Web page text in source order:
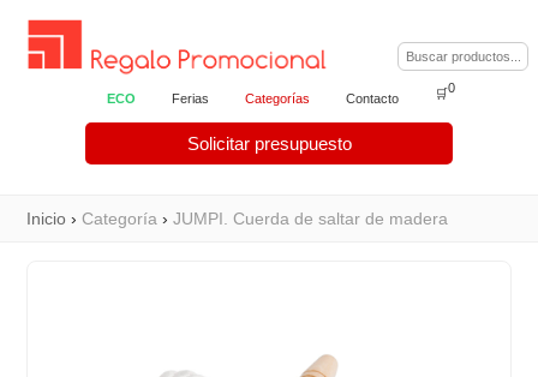
ECO Ferias Categorías Contacto
Solicitar presupuesto
🛒0
Inicio ›Categoría ›JUMPI. Cuerda de saltar de madera